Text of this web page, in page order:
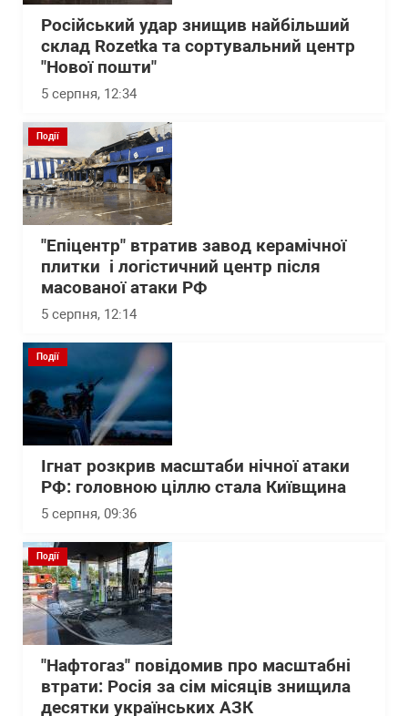
Російський удар знищив найбільший
склад Rozetka та сортувальний центр
"Нової пошти"
5 серпня, 12:34
Події
"Епіцентр" втратив завод керамічної
плитки і логістичний центр після
масованої атаки РФ
5 серпня, 12:14
Події
Ігнат розкрив масштаби нічної атаки
РФ: головною ціллю стала Київщина
5 серпня, 09:36
Події
"Нафтогаз" повідомив про масштабні
втрати: Росія за сім місяців знищила
десятки українських АЗК